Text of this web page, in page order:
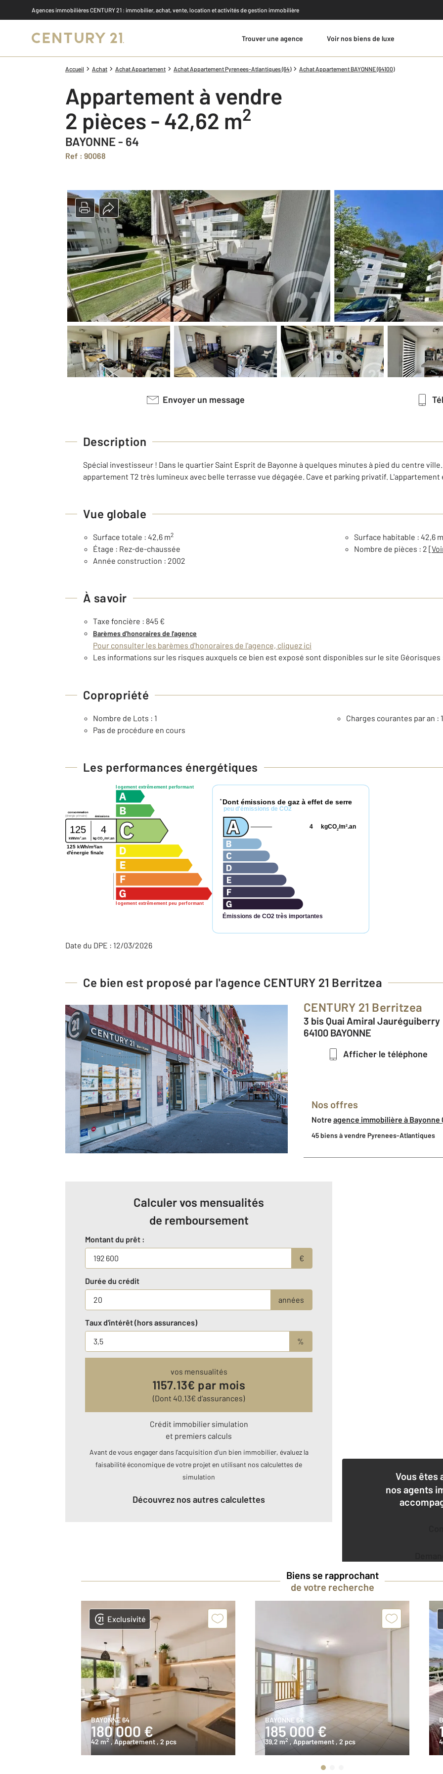
Agences immobilières CENTURY 21 : immobilier, achat, vente, location et activités de gestion immobilière
Trouver une agence Voir nos biens de luxe
Accueil Achat Achat Appartement Achat Appartement Pyrenees-Atlantiques (64) Achat Appartement BAYONNE (64100)
Appartement à vendre
2 pièces - 42,62 m2
BAYONNE - 64
Ref : 90068
Envoyer un message
Description
Spécial investisseur ! Dans le quartier Saint Esprit de Bayonne à quelques minutes à pied du centre
appartement T2 très lumineux avec belle terrasse vue dégagée. Cave et parking privatif. L'appartement
Vue globale
Surface totale : 42,6 m2
Surface habitable : 42,6 m
Étage : Rez-de-chaussée
Nombre de pièces : 2
Année construction : 2002
À savoir
Taxe foncière : 845 €
Barèmes d'honoraires de l'agence
Pour consulter les barèmes d'honoraires de l'agence, cliquez ici
Les informations sur les risques auxquels ce bien est exposé sont disponibles sur le site
Copropriété
Nombre de Lots : 1
Charges courantes par an :
Pas de procédure en cours
Les performances énergétiques
logement extrêmement performant
logement extrêmement peu performant
consommation
émissions
(énergie primaire)
125 4
kWh/m 2 .an kg CO2/m2 .an
125 kWh/m²/an
d'énergie finale
* Dont émissions de gaz à effet de serre
peu d'émissions de CO2
Émissions de CO2 très importantes
kgCO2/m2.an
4
Date du DPE : 12/03/2026
Ce bien est proposé par l'agence CENTURY 21 Berritzea
CENTURY 21 Berritzea
3 bis Quai Amiral Jauréguiberry
64100 BAYONNE
Afficher le téléphone
Nos offres
Notre agence immobilière à
45 biens à vendre Pyrenees-Atlantiques
Calculer vos mensualités
de remboursement
Montant du prêt :
€
Durée du crédit
années
Taux d'intérêt (hors assurances)
%
vos mensualités
1157.13€ par mois
(Dont 40.13€ d’assurances)
Crédit immobilier simulation
et premiers calculs
Avant de vous engager dans l’acquisition d’un bien immobilier, évaluez la
faisabilité économique de votre projet en utilisant nos calculettes de
simulation
Découvrez nos autres calculettes
Vous êtes
nos agents
Biens se rapprochant
de votre recherche
Exclusivité
BAYONNE 64
180 000 €
42 m2 , Appartement , 2 pcs
BAYONNE 64
185 000 €
39,2 m2 , Appartement , 2 pcs